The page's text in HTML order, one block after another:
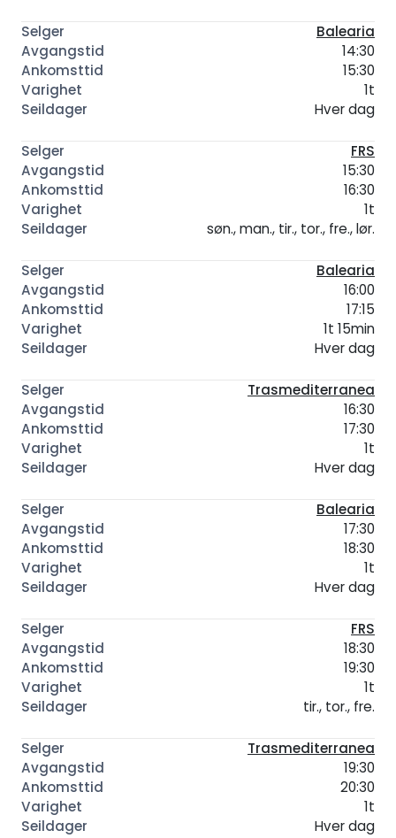
Balearia
14:30
15:30
1t
Hver dag
FRS
15:30
16:30
1t
søn., man., tir., tor., fre., lør.
Balearia
16:00
17:15
1t 15min
Hver dag
Trasmediterranea
16:30
17:30
1t
Hver dag
Balearia
17:30
18:30
1t
Hver dag
FRS
18:30
19:30
1t
tir., tor., fre.
Trasmediterranea
19:30
20:30
1t
Hver dag